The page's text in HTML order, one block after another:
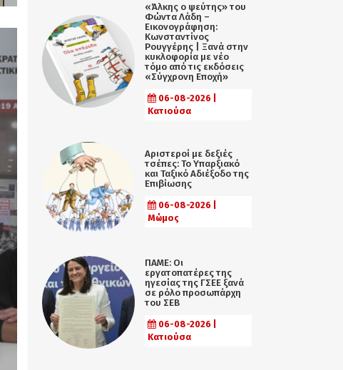
«Άλκης ο ψεύτης» του
Φώντα Λάδη –
Εικονογράφηση:
Κωνσταντίνος
Ρουγγέρης | Ξανά στην
κυκλοφορία με νέο
τόμο από τις εκδόσεις
«Σύγχρονη Εποχή»
06-08-2026 |
Κατιούσα
Αριστεροί με δεξιές
τσέπες: Το Υπαρξιακό
και Ταξικό Αδιέξοδο της
Επιβίωσης
06-08-2026 |
Μώμος
ΠΑΜΕ: Οι
εργατοπατέρες της
ηγεσίας της ΓΣΕΕ ξανά
σε ρόλο προσωπάρχη
του ΣΕΒ
06-08-2026 |
Κατιούσα